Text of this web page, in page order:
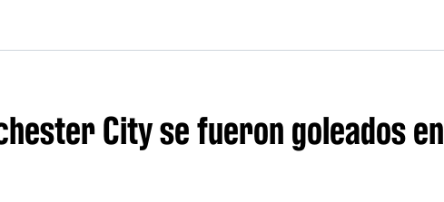
City se fueron goleados en